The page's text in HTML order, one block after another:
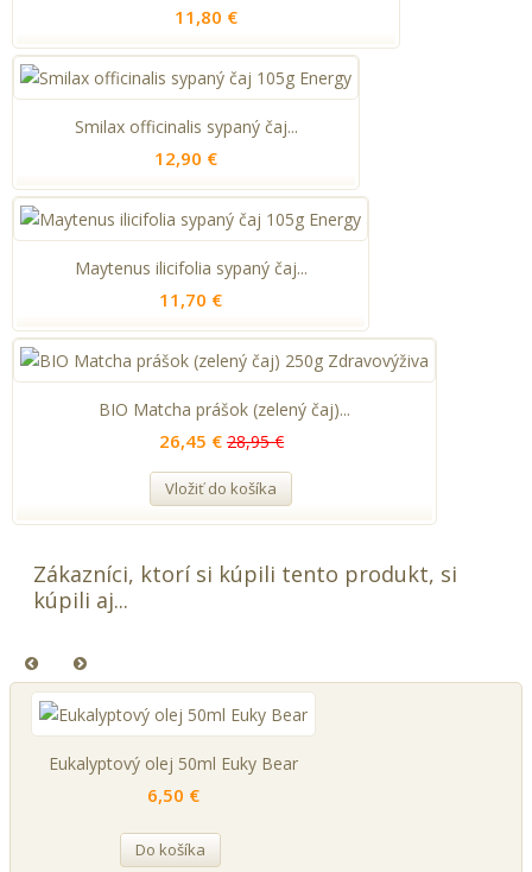
11,80 €
Smilax officinalis sypaný čaj...
12,90 €
Maytenus ilicifolia sypaný čaj...
11,70 €
BIO Matcha prášok (zelený čaj)...
26,45 € 28,95 €
Vložiť do košíka
Zákazníci, ktorí si kúpili tento produkt, si
kúpili aj...
Eukalyptový olej 50ml Euky Bear
6,50 €
Do košíka